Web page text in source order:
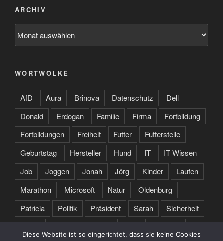
ARCHIV
WORTWOLKE
AfD Aura Brinova Datenschutz
Dell
Donald
Erdogan Familie Firma
Fortbildung
Fortbildungen
Freiheit Futter
Futterstelle
Geburtstag
Hersteller Hund IT
IT Wissen
Job
Joggen Jonah Jörg Kinder
Laufen
Marathon
Microsoft Natur
Oldenburg
Patricia
Politik Präsident Sarah
Sicherheit
Diese Website ist so eingerichtet, dass sie keine Cookies